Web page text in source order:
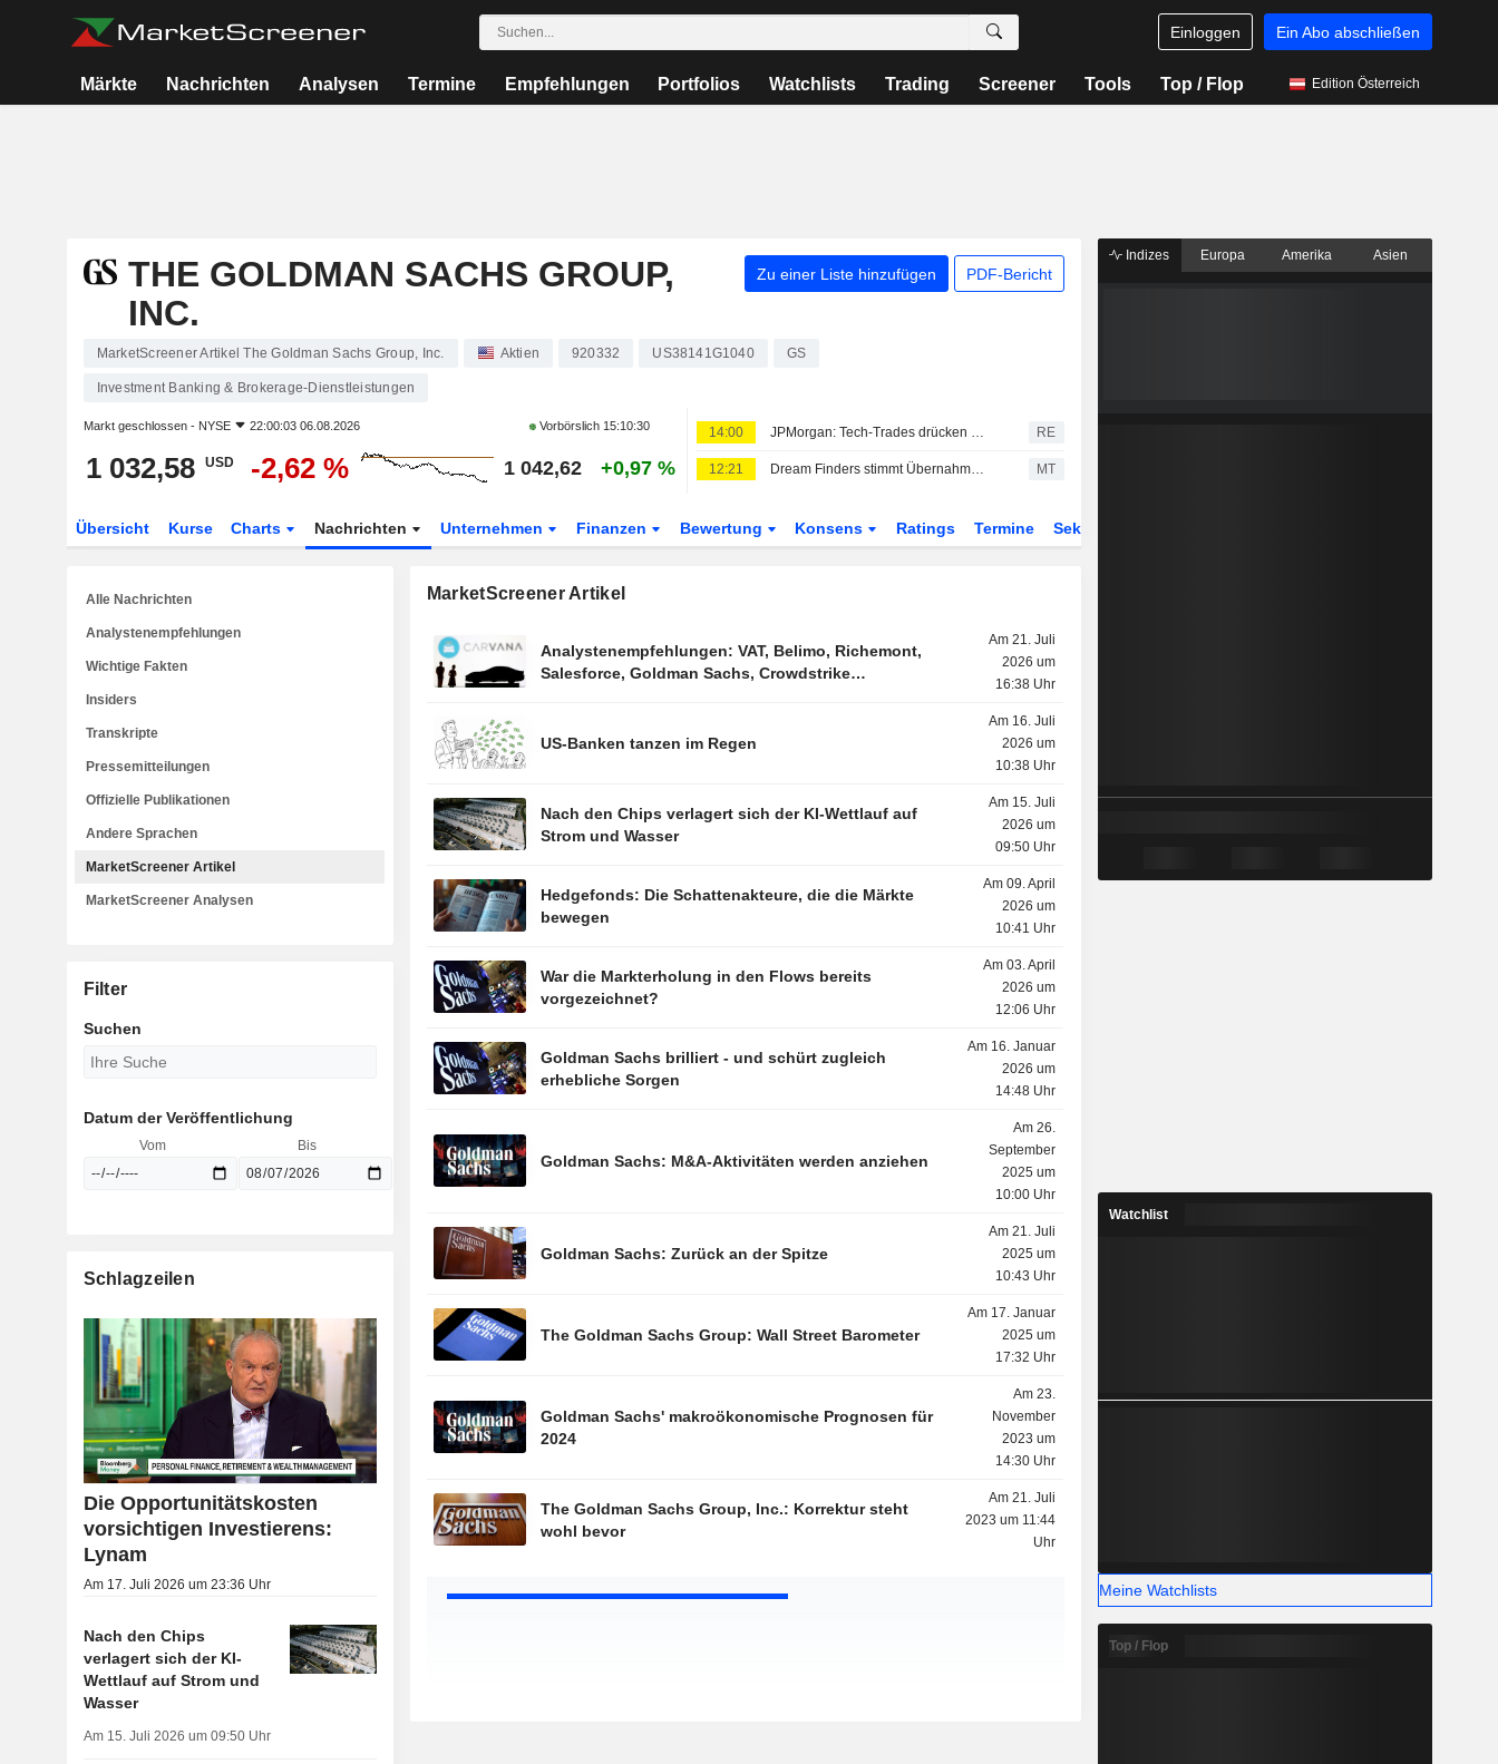
Einloggen Ein Abo abschließen
Märkte Nachrichten Analysen Termine Empfehlungen Portfolios Watchlists Trading Screener Tools Top / Flop Edition Österreich
THE GOLDMAN SACHS GROUP,
INC.
Zu einer Liste hinzufügen PDF-Bericht
MarketScreener Artikel The Goldman Sachs Group, Inc. Aktien 920332 US38141G1040 GS
Investment Banking & Brokerage-Dienstleistungen
Markt geschlossen - NYSE 22:00:03 06.08.2026 Vorbörslich 15:10:30
1 032,58 USD -2,62 % 1 042,62 +0,97 %
14:00 JPMorgan: Tech-Trades drücken Hedgefonds-Gewinne 2026 im Juli RE
12:21 Dream Finders stimmt Übernahme von Beazer in USD 2,2 Mrd. schwerem Bar-Deal zu MT
Übersicht Kurse Charts Nachrichten Unternehmen Finanzen Bewertung Konsens Ratings Termine Sektor
MarketScreener Artikel
Analystenempfehlungen: VAT, Belimo, Richemont,
Salesforce, Goldman Sachs, Crowdstrike…
Am 21. Juli
2026 um
16:38 Uhr
US-Banken tanzen im Regen
Am 16. Juli
2026 um
10:38 Uhr
Nach den Chips verlagert sich der KI-Wettlauf auf
Strom und Wasser
Am 15. Juli
2026 um
09:50 Uhr
Hedgefonds: Die Schattenakteure, die die Märkte
bewegen
Am 09. April
2026 um
10:41 Uhr
War die Markterholung in den Flows bereits
vorgezeichnet?
Am 03. April
2026 um
12:06 Uhr
Goldman Sachs brilliert - und schürt zugleich
erhebliche Sorgen
Am 16. Januar
2026 um
14:48 Uhr
Goldman Sachs: M&A-Aktivitäten werden anziehen
Am 26.
September
2025 um
10:00 Uhr
Goldman Sachs: Zurück an der Spitze
Am 21. Juli
2025 um
10:43 Uhr
The Goldman Sachs Group: Wall Street Barometer
Am 17. Januar
2025 um
17:32 Uhr
Goldman Sachs' makroökonomische Prognosen für
2024
Am 23.
November
2023 um
14:30 Uhr
The Goldman Sachs Group, Inc.: Korrektur steht
wohl bevor
Am 21. Juli
2023 um 11:44
Uhr
Alle Nachrichten
Analystenempfehlungen
Wichtige Fakten
Insiders
Transkripte
Pressemitteilungen
Offizielle Publikationen
Andere Sprachen
MarketScreener Artikel
MarketScreener Analysen
Filter
Suchen
Datum der Veröffentlichung
Vom Bis
Schlagzeilen
Die Opportunitätskosten
vorsichtigen Investierens:
Lynam
Am 17. Juli 2026 um 23:36 Uhr
Nach den Chips
verlagert sich der KI-
Wettlauf auf Strom und
Wasser
Am 15. Juli 2026 um 09:50 Uhr
Indizes Europa Amerika Asien
Watchlist
Meine Watchlists
Top / Flop